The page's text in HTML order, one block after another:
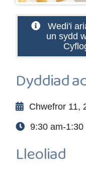
Wedi'i
un sydd
Dyddiad
Chwefror 11,
9:30 am-1:30
Lleoliad